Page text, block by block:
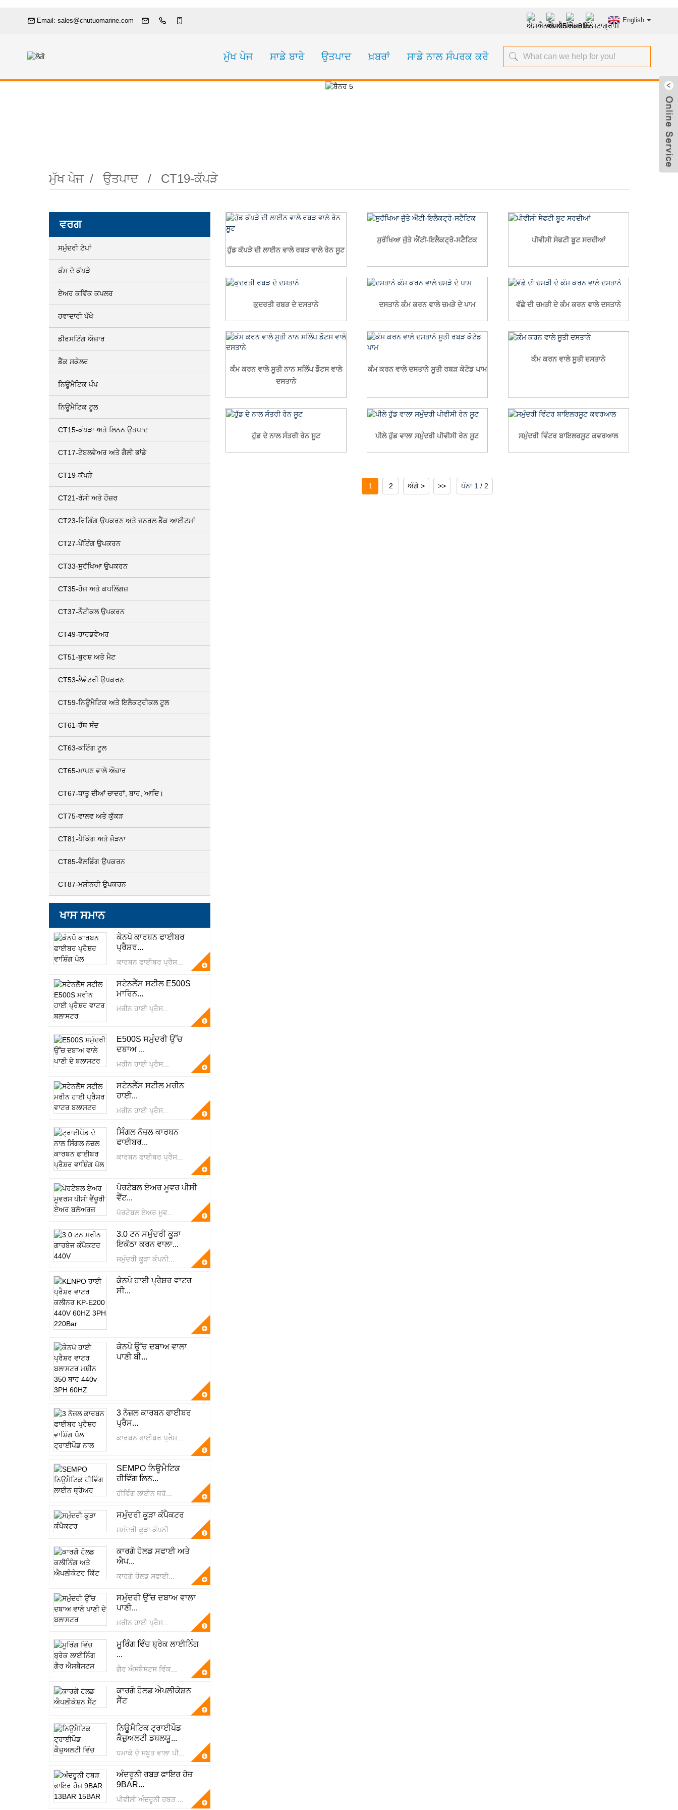
Email: sales@chutuomarine.com English
ਮੁੱਖ ਪੇਜ ਸਾਡੇ ਬਾਰੇ ਉਤਪਾਦ ਖ਼ਬਰਾਂ ਸਾਡੇ ਨਾਲ ਸੰਪਰਕ ਕਰੋ
ਮੁੱਖ ਪੇਜ ਉਤਪਾਦ CT19-ਕੱਪੜੇ
ਵਰਗ
ਸਮੁੰਦਰੀ ਟੇਪਾਂ
ਕੰਮ ਦੇ ਕੱਪੜੇ
ਏਅਰ ਕਵਿੱਕ ਕਪਲਰ
ਹਵਾਦਾਰੀ ਪੱਖੇ
ਡੀਰਸਟਿੰਗ ਔਜ਼ਾਰ
ਡੈੱਕ ਸਕੇਲਰ
ਨਿਊਮੈਟਿਕ ਪੰਪ
ਨਿਊਮੈਟਿਕ ਟੂਲ
CT15-ਕੱਪੜਾ ਅਤੇ ਲਿਨਨ ਉਤਪਾਦ
CT17-ਟੇਬਲਵੇਅਰ ਅਤੇ ਗੈਲੀ ਭਾਂਡੇ
CT19-ਕੱਪੜੇ
CT21-ਰੱਸੀ ਅਤੇ ਹੌਜ਼ਰ
CT23-ਰਿਗਿੰਗ ਉਪਕਰਣ ਅਤੇ ਜਨਰਲ ਡੈੱਕ ਆਈਟਮਾਂ
CT27-ਪੇਂਟਿੰਗ ਉਪਕਰਨ
CT33-ਸੁਰੱਖਿਆ ਉਪਕਰਨ
CT35-ਹੋਜ਼ ਅਤੇ ਕਪਲਿੰਗਜ਼
CT37-ਨੌਟੀਕਲ ਉਪਕਰਨ
CT49-ਹਾਰਡਵੇਅਰ
CT51-ਬੁਰਸ਼ ਅਤੇ ਮੈਟ
CT53-ਲੈਵੇਟਰੀ ਉਪਕਰਣ
CT59-ਨਿਊਮੈਟਿਕ ਅਤੇ ਇਲੈਕਟ੍ਰੀਕਲ ਟੂਲ
CT61-ਹੱਥ ਸੰਦ
CT63-ਕਟਿੰਗ ਟੂਲ
CT65-ਮਾਪਣ ਵਾਲੇ ਔਜ਼ਾਰ
CT67-ਧਾਤੂ ਦੀਆਂ ਚਾਦਰਾਂ, ਬਾਰ, ਆਦਿ।
CT75-ਵਾਲਵ ਅਤੇ ਕੁੱਕੜ
CT81-ਪੈਕਿੰਗ ਅਤੇ ਜੋੜਨਾ
CT85-ਵੈਲਡਿੰਗ ਉਪਕਰਨ
CT87-ਮਸ਼ੀਨਰੀ ਉਪਕਰਨ
ਖਾਸ ਸਮਾਨ
ਕੇਨਪੋ ਕਾਰਬਨ ਫਾਈਬਰ
ਪ੍ਰੈਸ਼ਰ...
ਕਾਰਬਨ ਫਾਈਬਰ ਪ੍ਰੈਸ...
ਸਟੇਨਲੈੱਸ ਸਟੀਲ E500S
ਮਾਰਿਨ...
ਮਰੀਨ ਹਾਈ ਪ੍ਰੈਸ...
E500S ਸਮੁੰਦਰੀ ਉੱਚ
ਦਬਾਅ ...
ਮਰੀਨ ਹਾਈ ਪ੍ਰੈਸ...
ਸਟੇਨਲੈੱਸ ਸਟੀਲ ਮਰੀਨ
ਹਾਈ...
ਮਰੀਨ ਹਾਈ ਪ੍ਰੈਸ...
ਸਿੰਗਲ ਨੋਜ਼ਲ ਕਾਰਬਨ
ਫਾਈਬਰ...
ਕਾਰਬਨ ਫਾਈਬਰ ਪ੍ਰੈਸ...
ਪੋਰਟੇਬਲ ਏਅਰ ਮੂਵਰ ਪੀਸੀ
ਵੈਂਟ...
ਪੋਰਟੇਬਲ ਏਅਰ ਮੂਵ...
3.0 ਟਨ ਸਮੁੰਦਰੀ ਕੂੜਾ
ਇਕੱਠਾ ਕਰਨ ਵਾਲਾ...
ਸਮੁੰਦਰੀ ਕੂੜਾ ਕੰਪਨੀ...
ਕੇਨਪੋ ਹਾਈ ਪ੍ਰੈਸ਼ਰ ਵਾਟਰ
ਸੀ...
ਕੇਨਪੋ ਉੱਚ ਦਬਾਅ ਵਾਲਾ
ਪਾਣੀ ਬੀ...
3 ਨੋਜ਼ਲ ਕਾਰਬਨ ਫਾਈਬਰ
ਪ੍ਰੈਸ...
ਕਾਰਬਨ ਫਾਈਬਰ ਪ੍ਰੈਸ...
SEMPO ਨਿਊਮੈਟਿਕ
ਹੀਵਿੰਗ ਲਿਨ...
ਹੀਵਿੰਗ ਲਾਈਨ ਥਰੋ...
ਸਮੁੰਦਰੀ ਕੂੜਾ ਕੰਪੈਕਟਰ
ਸਮੁੰਦਰੀ ਕੂੜਾ ਕੰਪਨੀ...
ਕਾਰਗੋ ਹੋਲਡ ਸਫਾਈ ਅਤੇ
ਐਪ...
ਕਾਰਗੋ ਹੋਲਡ ਸਫਾਈ...
ਸਮੁੰਦਰੀ ਉੱਚ ਦਬਾਅ ਵਾਲਾ
ਪਾਣੀ...
ਮਰੀਨ ਹਾਈ ਪ੍ਰੈਸ...
ਮੂਰਿੰਗ ਵਿੰਚ ਬ੍ਰੇਕ ਲਾਈਨਿੰਗ
...
ਗੈਰ ਐਸਬੈਸਟਸ ਵਿੰਕ...
ਕਾਰਗੋ ਹੋਲਡ ਐਪਲੀਕੇਸ਼ਨ
ਸੈੱਟ
ਨਿਊਮੈਟਿਕ ਟ੍ਰਾਈਪੌਡ
ਕੈਜ਼ੁਅਲਟੀ ਡਬਲਯੂ...
ਧਮਾਕੇ ਦੇ ਸਬੂਤ ਵਾਲਾ ਪੀ...
ਅੰਦਰੂਨੀ ਰਬੜ ਫਾਇਰ ਹੋਜ਼
9BAR...
ਪੀਵੀਸੀ ਅੰਦਰੂਨੀ ਰਬੜ ...
ਹੁੱਡ ਕੱਪੜੇ ਦੀ ਲਾਈਨ ਵਾਲੇ ਰਬੜ ਵਾਲੇ ਰੇਨ ਸੂਟ
ਸੁਰੱਖਿਆ ਜੁੱਤੇ ਐਂਟੀ-ਇਲੈਕਟ੍ਰੋ-ਸਟੈਟਿਕ ਪੀਵੀਸੀ ਸੇਫਟੀ ਬੂਟ ਸਰਦੀਆਂ
ਕੁਦਰਤੀ ਰਬੜ ਦੇ ਦਸਤਾਨੇ ਦਸਤਾਨੇ ਕੰਮ ਕਰਨ ਵਾਲੇ ਚਮੜੇ ਦੇ ਪਾਮ ਵੱਛੇ ਦੀ ਚਮੜੀ ਦੇ ਕੰਮ ਕਰਨ ਵਾਲੇ ਦਸਤਾਨੇ
ਕੰਮ ਕਰਨ ਵਾਲੇ ਸੂਤੀ ਨਾਨ ਸਲਿੱਪ ਡੌਟਸ ਵਾਲੇ
ਦਸਤਾਨੇ
ਕੰਮ ਕਰਨ ਵਾਲੇ ਦਸਤਾਨੇ ਸੂਤੀ ਰਬੜ ਕੋਟੇਡ ਪਾਮ
ਕੰਮ ਕਰਨ ਵਾਲੇ ਸੂਤੀ ਦਸਤਾਨੇ
ਹੁੱਡ ਦੇ ਨਾਲ ਸੰਤਰੀ ਰੇਨ ਸੂਟ ਪੀਲੇ ਹੁੱਡ ਵਾਲਾ ਸਮੁੰਦਰੀ ਪੀਵੀਸੀ ਰੇਨ ਸੂਟ ਸਮੁੰਦਰੀ ਵਿੰਟਰ ਬਾਇਲਰਸੂਟ ਕਵਰਆਲ
1 2 ਅੱਗੇ > >> ਪੰਨਾ 1 / 2